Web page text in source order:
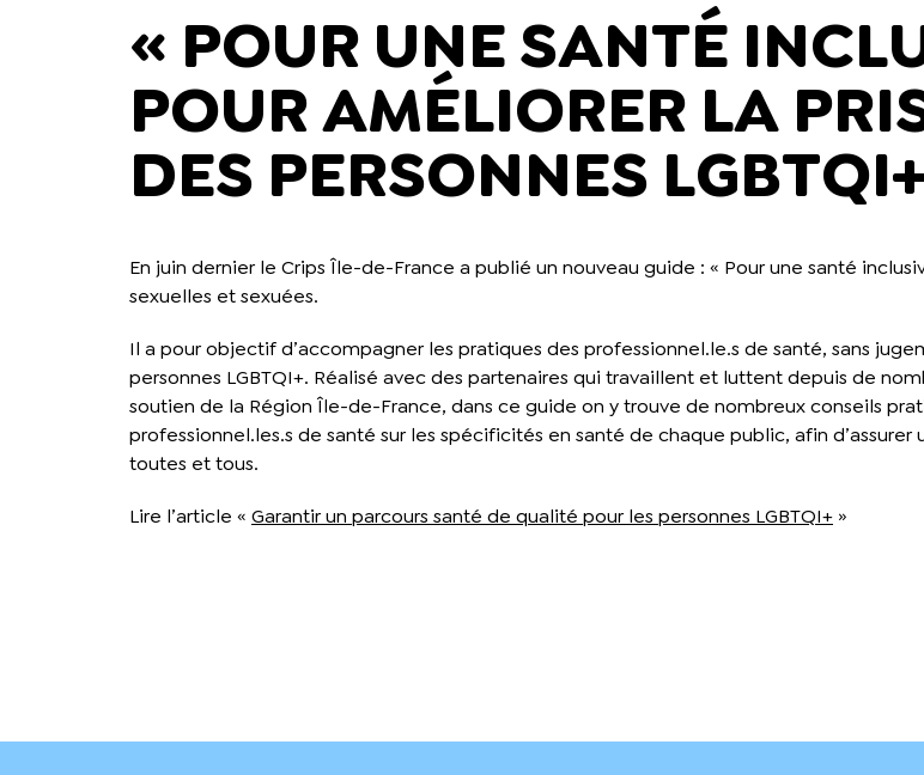
« POUR UNE SANTÉ
POUR AMÉLIORER LA
DES PERSONNES
En juin dernier le Crips Île-de-France a publié un nouveau guide : « Pour une santé
sexuelles et sexuées.
Il a pour objectif d’accompagner les pratiques des professionnel.le.s de santé, sans
personnes LGBTQI+. Réalisé avec des partenaires qui travaillent et luttent depuis de
soutien de la Région Île-de-France, dans ce guide on y trouve de nombreux conseils
professionnel.les.s de santé sur les spécificités en santé de chaque public, afin
toutes et tous.
Lire l’article « Garantir un parcours santé de qualité pour les personnes LGBTQI+ »